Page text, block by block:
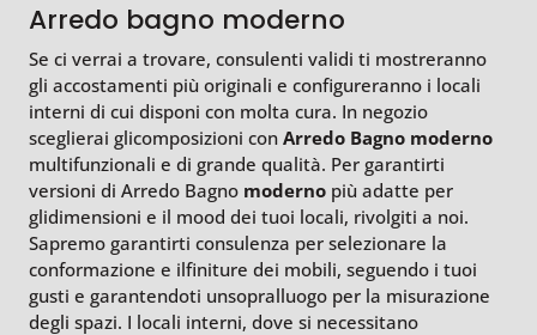
Arredo bagno moderno
Se ci verrai a trovare, consulenti validi ti mostreranno
gli accostamenti più originali e configureranno i locali
interni di cui disponi con molta cura. In negozio
sceglierai glicomposizioni con Arredo Bagno moderno
multifunzionali e di grande qualità. Per garantirti
versioni di Arredo Bagno moderno più adatte per
glidimensioni e il mood dei tuoi locali, rivolgiti a noi.
Sapremo garantirti consulenza per selezionare la
conformazione e ilfiniture dei mobili, seguendo i tuoi
gusti e garantendoti unsopralluogo per la misurazione
degli spazi. I locali interni, dove si necessitano